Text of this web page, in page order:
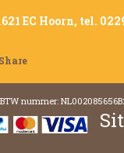
EC Hoorn, tel.
nummer: